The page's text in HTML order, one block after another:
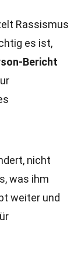
Rassismus
es ist,
Bericht
nicht
was ihm
weiter und